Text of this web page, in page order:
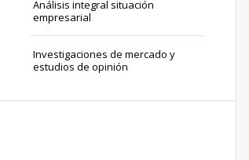
Análisis integral situación
empresarial
Investigaciones de mercado y
estudios de opinión